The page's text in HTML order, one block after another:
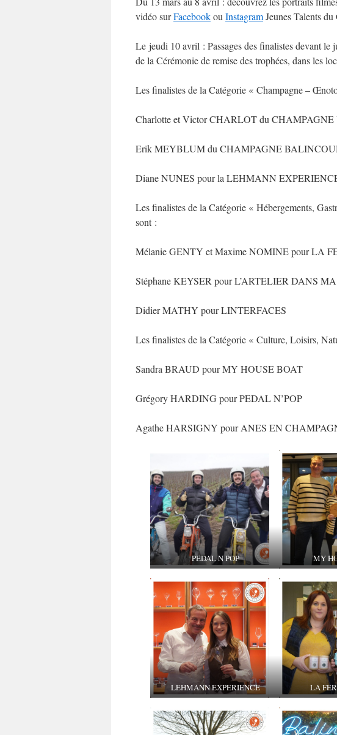
vidéo surFacebookou InstagramJeunes Talents
Le jeudi 10 avril : Passages des finalistes devant le
de la Cérémonie de remise des trophées, dans les
Les finalistes de la Catégorie « Champagne –
Charlotte et Victor CHARLOT du
Erik MEYBLUM du CHAMPAGNE
Diane NUNES pour la LEHMANN
Les finalistes de la Catégorie « Hébergements,
sont :
Mélanie GENTY et Maxime NOMINE pour LA
Stéphane KEYSER pour L’ARTELIER DANS
Didier MATHY pour LINTERFACES
Les finalistes de la Catégorie « Culture, Loisirs,
Sandra BRAUD pour MY HOUSE BOAT
Grégory HARDING pour PEDAL N’POP
Agathe HARSIGNY pour ANES EN
PEDAL N POP MY
LEHMANN EXPERIENCE LA